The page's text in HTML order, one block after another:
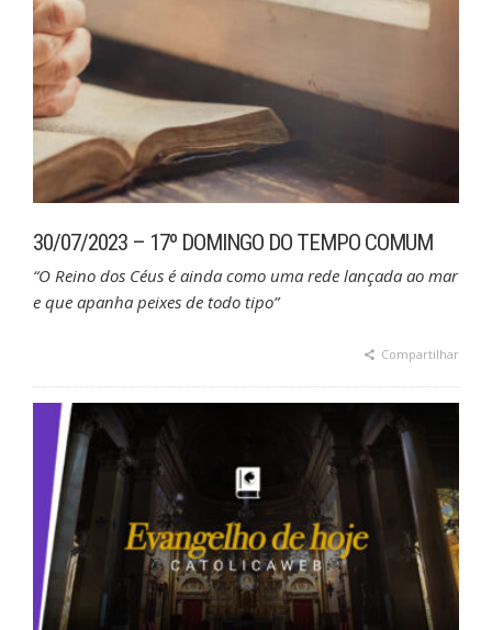
30/07/2023 – 17º DOMINGO DO TEMPO COMUM
“O Reino dos Céus é ainda como uma rede lançada ao mar
e que apanha peixes de todo tipo”
Compartilhar